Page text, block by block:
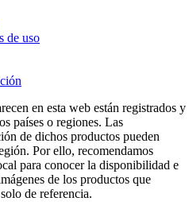
de uso
en esta web están registrados y
países o regiones. Las
de dichos productos pueden
Por ello, recomendamos
para conocer la disponibilidad e
de los productos que
de referencia.